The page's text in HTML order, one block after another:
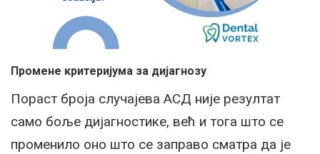
Промене критеријума за дијагнозу
Пораст броја случајева АСД није резултат
само боље дијагностике, већ и тога што се
променило оно што се заправо сматра да је